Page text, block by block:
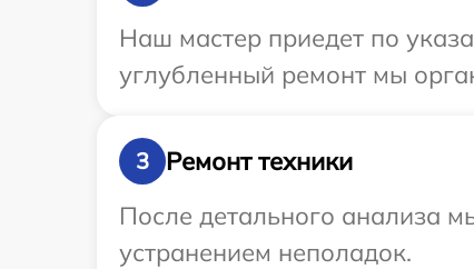
Наш мастер приедет по
углубленный ремонт мы
3
Ремонт техники
После детального анализа
устранением неполадок.